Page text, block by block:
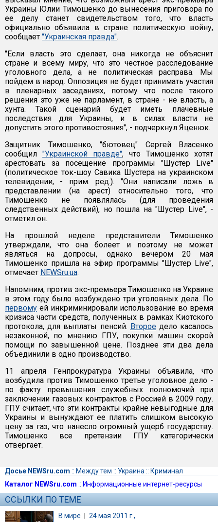
Украины Юлии Тимошенко до вынесения приговора по
ее делу станет свидетельством того, что власть
официально объявила в стране политическую войну,
сообщает "Украинская правда".
"Если власть это сделает, она никогда не объяснит
стране и всему миру, что это честное расследование
уголовного дела, а не политическая расправа. Мы
пойдем в народ. Оппозиция не будет принимать участия
в пленарных заседаниях, потому что после такого
решения это уже не парламент, в стране - не власть, а
хунта. Такой сценарий будет иметь плачевные
последствия для Украины, и в силах власти не
допустить этого противостояния", - подчеркнул Яценюк.
Защитник Тимошенко, "бютовец" Сергей Власенко
сообщил "Украинской правде", что Тимошенко хотят
арестовать за посещение программы "Шустер Live"
(политическое ток-шоу Савика Шустера на украинском
телевидении, - прим. ред.). "Они написали ложь в
представлении (на арест) относительно того, что
Тимошенко не появлялась (для проведения
следственных действий), но пошла на "Шустер Live", -
отметил он.
На прошлой неделе представители Тимошенко
утверждали, что она болеет и поэтому не может
являться на допросы, однако вечером 20 мая
Тимошенко пришла на эфир программы "Шустер Live",
отмечает NEWSru.ua.
Напомним, против экс-премьера Тимошенко на Украине
в этом году было возбуждено три уголовных дела. По
первому ей инкриминировали использование во время
кризиса части средств, полученных в рамках Киотского
протокола, для выплаты пенсий. Второедело касалось
незаконной, по мнению ГПУ, покупки машин скорой
помощи по завышенной цене. Позднее эти два дела
объединили в одно производство.
11 апреля Генпрокуратура Украины объявила, что
возбудила против Тимошенко третье уголовное дело -
по факту превышения служебных полномочий при
заключении газовых контрактов с Россией в 2009 году.
ГПУ считает, что эти контракты крайне невыгодные для
Украины и вынуждают ее платить слишком высокую
цену за газ, что нанесло огромный ущерб государству.
Тимошенко все претензии ГПУ категорически
отвергает.
Досье NEWSru.com :: Между тем :: Украина :: Криминал
Каталог NEWSru.com :: Информационные интернет-ресурсы
ССЫЛКИ ПО ТЕМЕ
В мире | 24 мая 2011 г.,